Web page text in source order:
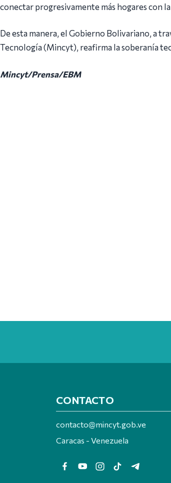
conectar progresivamente más hogares con
De esta manera, el Gobierno Bolivariano, a
Tecnología (Mincyt), reafirma la soberanía
Mincyt/Prensa/EBM
CONTACTO
contacto@mincyt.gob.ve
Caracas - Venezuela